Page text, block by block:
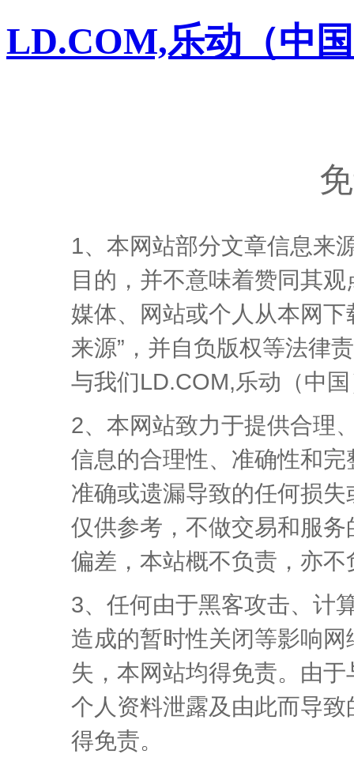
LD.COM,乐动（中
1、本网站部分文章信息来
目的，并不意味着赞同其
媒体、网站或个人从本网
来源”，并自负版权等法律
与我们LD.COM,乐动（中
2、本网站致力于提供合理
信息的合理性、准确性和
准确或遗漏导致的任何损
仅供参考，不做交易和服
偏差，本站概不负责，亦
3、任何由于黑客攻击、计
造成的暂时性关闭等影响
失，本网站均得免责。由
个人资料泄露及由此而导
得免责。